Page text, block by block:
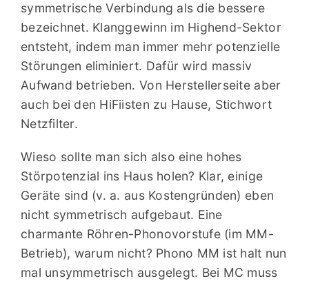
symmetrische Verbindung als die bessere
bezeichnet. Klanggewinn im Highend-Sektor
entsteht, indem man immer mehr potenzielle
Störungen eliminiert. Dafür wird massiv
Aufwand betrieben. Von Herstellerseite aber
auch bei den HiFiisten zu Hause, Stichwort
Netzfilter.
Wieso sollte man sich also eine hohes
Störpotenzial ins Haus holen? Klar, einige
Geräte sind (v. a. aus Kostengründen) eben
nicht symmetrisch aufgebaut. Eine
charmante Röhren-Phonovorstufe (im MM-
Betrieb), warum nicht? Phono MM ist halt nun
mal unsymmetrisch ausgelegt. Bei MC muss